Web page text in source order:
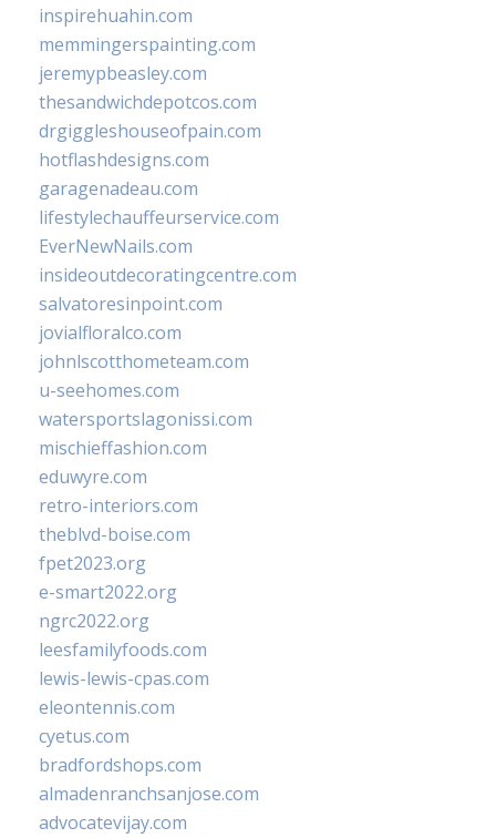
inspirehuahin.com
memmingerspainting.com
jeremypbeasley.com
thesandwichdepotcos.com
drgiggleshouseofpain.com
hotflashdesigns.com
garagenadeau.com
lifestylechauffeurservice.com
EverNewNails.com
insideoutdecoratingcentre.com
salvatoresinpoint.com
jovialfloralco.com
johnlscotthometeam.com
u-seehomes.com
watersportslagonissi.com
mischieffashion.com
eduwyre.com
retro-interiors.com
theblvd-boise.com
fpet2023.org
e-smart2022.org
ngrc2022.org
leesfamilyfoods.com
lewis-lewis-cpas.com
eleontennis.com
cyetus.com
bradfordshops.com
almadenranchsanjose.com
advocatevijay.com